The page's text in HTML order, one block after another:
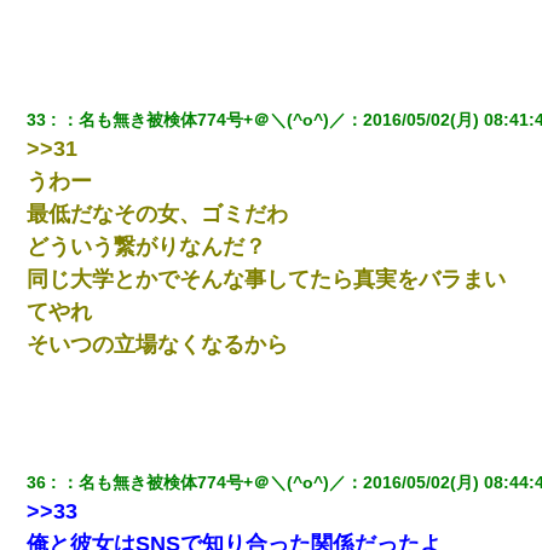
33 ：名も無き被検体774号+＠＼(^o^)／ ：2016/05/02(月)
>>31
うわー
最低だなその女、ゴミだわ
どういう繋がりなんだ？
同じ大学とかでそんな事してたら真実をバラまい
てやれ
そいつの立場なくなるから
36 ：名も無き被検体774号+＠＼(^o^)／ ：2016/05/02(月)
>>33
俺と彼女はSNSで知り合った関係だったよ